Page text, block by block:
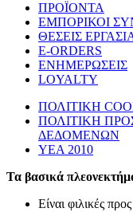
ΠΡΟΪΟΝΤΑ
ΕΜΠΟΡΙΚΟΙ
ΘΕΣΕΙΣ
E-ORDERS
ΕΝΗΜΕΡΩΣΕΙΣ
LOYALTY
ΠΟΛΙΤΙΚΗ
ΠΟΛΙΤΙΚΗ
ΔΕΔΟΜΕΝΩΝ
ΥΕΑ 2010
Τα βασικά
Είναι φιλικές